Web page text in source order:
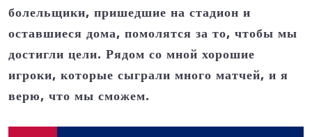
болельщики, пришедшие на стадион и
оставшиеся дома, помолятся за то, чтобы мы
достигли цели. Рядом со мной хорошие
игроки, которые сыграли много матчей, и я
верю, что мы сможем.